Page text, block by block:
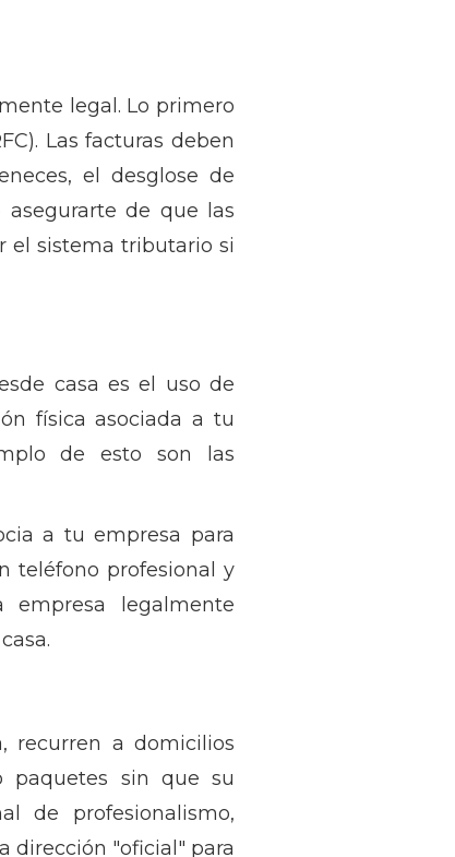
legal. Lo primero
Las facturas deben
el desglose de
de que las
el sistema tributario si
casa es el uso de
física asociada a tu
de esto son las
a tu empresa para
teléfono profesional y
legalmente
recurren a domicilios
paquetes sin que su
de profesionalismo,
dirección "oficial" para